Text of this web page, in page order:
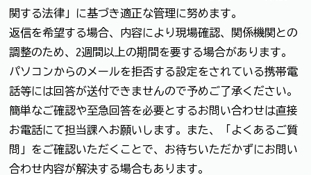
関する法律」に基づき適正な管理に努めます。
返信を希望する場合、内容により現場確認、関係機関との
調整のため、2週間以上の期間を要する場合があります。
パソコンからのメールを拒否する設定をされている携帯電
話等には回答が送付できませんので予めご了承ください。
簡単なご確認や至急回答を必要とするお問い合わせは直接
お電話にて担当課へお願いします。また、「よくあるご質
問」をご確認いただくことで、お待ちいただかずにお問い
合わせ内容が解決する場合もあります。